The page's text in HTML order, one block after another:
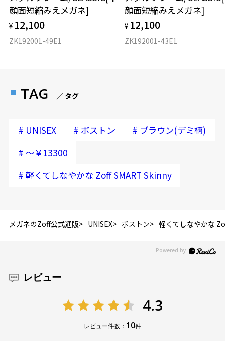
顔面短縮みえメガネ]
¥ 12,100
ZK192001-49E1
顔面短縮みえメガネ]
¥ 12,100
ZK192001-43E1
TAG ／ タグ
# UNISEX # ボストン # ブラウン(デミ柄)
# ～￥13300
# 軽くてしなやかな Zoff SMART Skinny
メガネのZoff公式通販 UNISEX ボストン 軽くてしなやかな
レビュー
4.3
レビュー件数： 10件